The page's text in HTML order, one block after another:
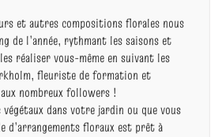
et autres compositions florales nous
de l’année, rythmant les saisons et
réaliser vous-même en suivant les
fleuriste de formation et
nombreux followers !
dans votre jardin ou que vous
d’arrangements floraux est prêt à